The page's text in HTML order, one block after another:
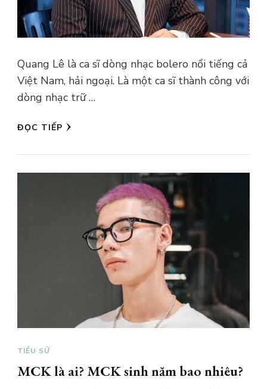
Quang Lê là ca sĩ dòng nhạc bolero nổi tiếng cả
Việt Nam, hải ngoại. Là một ca sĩ thành công với
dòng nhạc trữ …
ĐỌC TIẾP
TIỂU SỬ
MCK là ai? MCK sinh năm bao nhiêu?